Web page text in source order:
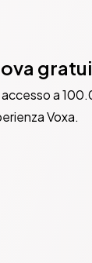
accesso a
Voxa.